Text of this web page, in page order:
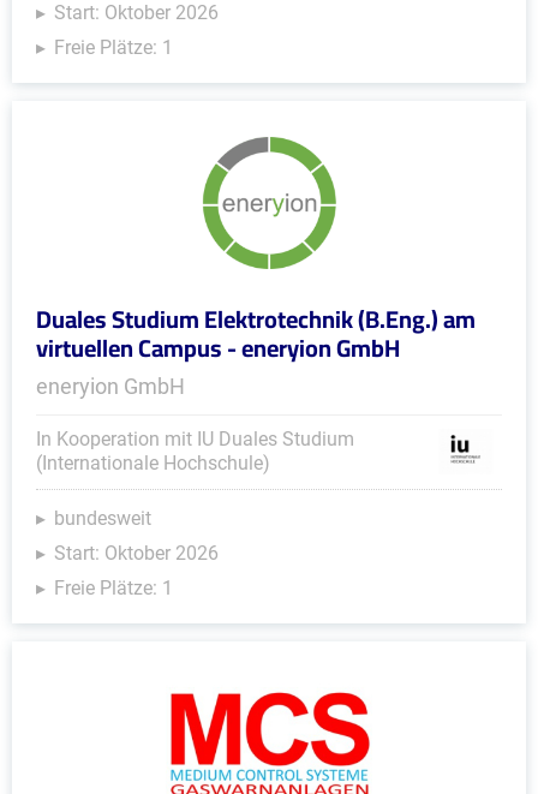
Start: Oktober 2026
Freie Plätze: 1
Duales Studium Elektrotechnik (B.Eng.) am
virtuellen Campus - eneryion GmbH
eneryion GmbH
In Kooperation mit IU Duales Studium
(Internationale Hochschule)
bundesweit
Start: Oktober 2026
Freie Plätze: 1